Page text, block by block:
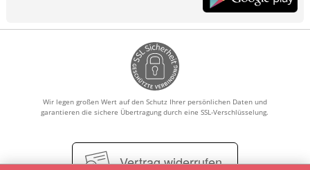
Wir legen großen Wert auf den Schutz Ihrer persönlichen Daten und
garantieren die sichere Übertragung durch eine SSL-Verschlüsselung.
Vertrag widerrufen